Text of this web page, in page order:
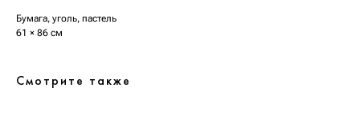
Бумага, уголь, пастель
61 × 86 см
Смотрите также